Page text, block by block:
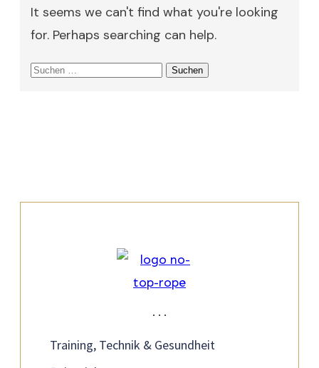
It seems we can't find what you're looking
for. Perhaps searching can help.
Suchen
Training, Technik & Gesundheit